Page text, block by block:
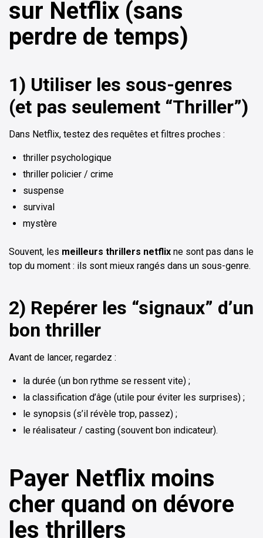
sur Netflix (sans
perdre de temps)
1) Utiliser les sous-genres
(et pas seulement “Thriller”)
Dans Netflix, testez des requêtes et filtres proches :
thriller psychologique
thriller policier / crime
suspense
survival
mystère
Souvent, les meilleurs thrillers netflix ne sont pas dans le
top du moment : ils sont mieux rangés dans un sous-genre.
2) Repérer les “signaux” d’un
bon thriller
Avant de lancer, regardez :
la durée (un bon rythme se ressent vite) ;
la classification d’âge (utile pour éviter les surprises) ;
le synopsis (s’il révèle trop, passez) ;
le réalisateur / casting (souvent bon indicateur).
Payer Netflix moins
cher quand on dévore
les thrillers